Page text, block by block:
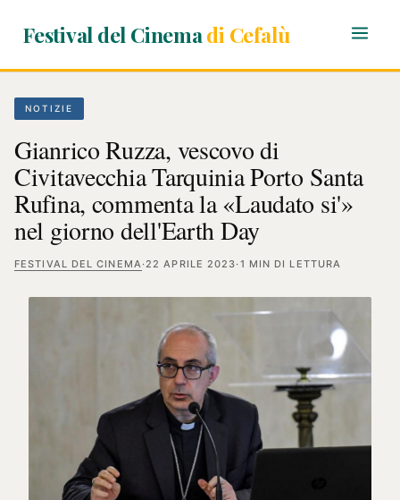
Festival del Cinemadi Cefalù
NOTIZIE
Gianrico Ruzza, vescovo di
Civitavecchia Tarquinia Porto Santa
Rufina, commenta la «Laudato si'»
nel giorno dell'Earth Day
FESTIVAL DEL CINEMA·22 APRILE 2023·1 MIN DI LETTURA